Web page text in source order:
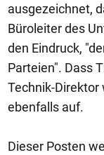
ausgezeichnet,
Büroleiter des
den Eindruck,
Parteien". Dass
Technik-
ebenfalls auf.
Dieser Posten